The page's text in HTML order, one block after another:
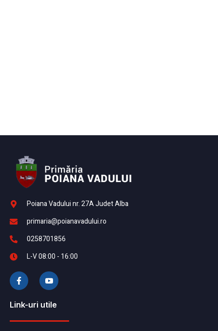
Poiana Vadului nr. 27A Judet Alba
primaria@poianavadului.ro
0258701856
L-V 08:00 - 16:00
Link-uri utile